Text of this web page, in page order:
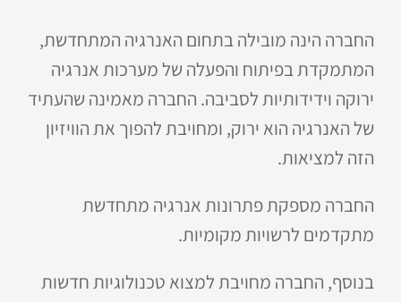
החברה הינה מובילה בתחום האנרגיה המתחדשת,
המתמקדת בפיתוח והפעלה של מערכות אנרגיה
ירוקה וידידותיות לסביבה. החברה מאמינה שהעתיד
של האנרגיה הוא ירוק, ומחויבת להפוך את הוויזיון
הזה למציאות.
החברה מספקת פתרונות אנרגיה מתחדשת
מתקדמים לרשויות מקומיות.
בנוסף, החברה מחויבת למצוא טכנולוגיות חדשות